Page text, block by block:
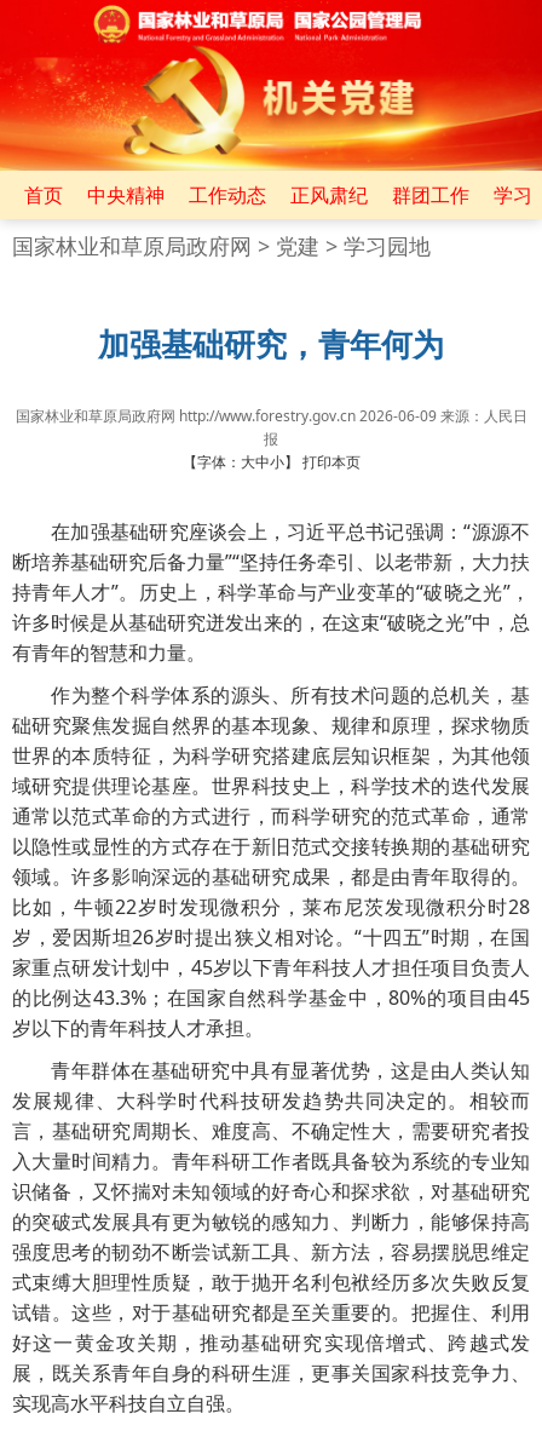
首页 中央精神 工作动态 正风肃纪 群团工作 学习
国家林业和草原局政府网 > 党建 > 学习园地
加强基础研究，青年何为
国家林业和草原局政府网 http://www.forestry.gov.cn 2026-06-09来源： ​人民日
报
【字体： 大中小】 打印本页
在加强基础研究座谈会上，习近平总书记强调：“源源不
断培养基础研究后备力量”“坚持任务牵引、以老带新，大力扶
持青年人才”。历史上，科学革命与产业变革的“破晓之光”，
许多时候是从基础研究迸发出来的，在这束“破晓之光”中，总
有青年的智慧和力量。
作为整个科学体系的源头、所有技术问题的总机关，基
础研究聚焦发掘自然界的基本现象、规律和原理，探求物质
世界的本质特征，为科学研究搭建底层知识框架，为其他领
域研究提供理论基座。世界科技史上，科学技术的迭代发展
通常以范式革命的方式进行，而科学研究的范式革命，通常
以隐性或显性的方式存在于新旧范式交接转换期的基础研究
领域。许多影响深远的基础研究成果，都是由青年取得的。
比如，牛顿22岁时发现微积分，莱布尼茨发现微积分时28
岁，爱因斯坦26岁时提出狭义相对论。“十四五”时期，在国
家重点研发计划中，45岁以下青年科技人才担任项目负责人
的比例达43.3%；在国家自然科学基金中，80%的项目由45
岁以下的青年科技人才承担。
青年群体在基础研究中具有显著优势，这是由人类认知
发展规律、大科学时代科技研发趋势共同决定的。相较而
言，基础研究周期长、难度高、不确定性大，需要研究者投
入大量时间精力。青年科研工作者既具备较为系统的专业知
识储备，又怀揣对未知领域的好奇心和探求欲，对基础研究
的突破式发展具有更为敏锐的感知力、判断力，能够保持高
强度思考的韧劲不断尝试新工具、新方法，容易摆脱思维定
式束缚大胆理性质疑，敢于抛开名利包袱经历多次失败反复
试错。这些，对于基础研究都是至关重要的。把握住、利用
好这一黄金攻关期，推动基础研究实现倍增式、跨越式发
展，既关系青年自身的科研生涯，更事关国家科技竞争力、
实现高水平科技自立自强。